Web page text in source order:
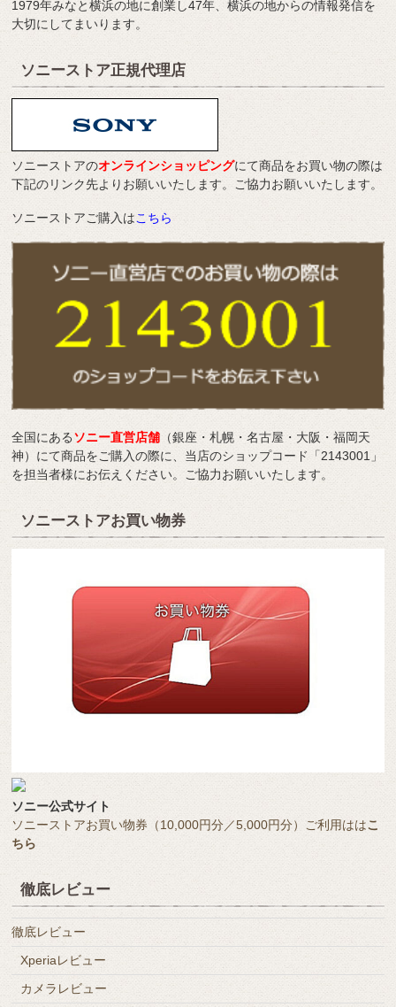
1979年みなと横浜の地に創業し47年、横浜の地からの情報発信を
大切にしてまいります。
ソニーストア正規代理店
ソニーストアのオンラインショッピングにて商品をお買い物の際は
下記のリンク先よりお願いいたします。ご協力お願いいたします。
ソニーストアご購入はこちら
全国にあるソニー直営店舗 （銀座・札幌・名古屋・大阪・福岡天
神）にて商品をご購入の際に、当店のショップコード「2143001」
を担当者様にお伝えください。ご協力お願いいたします。
ソニーストアお買い物券
ソニー公式サイト
ソニーストアお買い物券（10,000円分／5,000円分）ご利用ははこ
ちら
徹底レビュー
徹底レビュー
Xperiaレビュー
カメラレビュー